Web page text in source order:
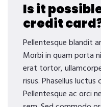
Is it
credit
Pellentesque blandit
Morbi in quam porta
erat tortor,
risus. Phasellus
Pellentesque ac orci